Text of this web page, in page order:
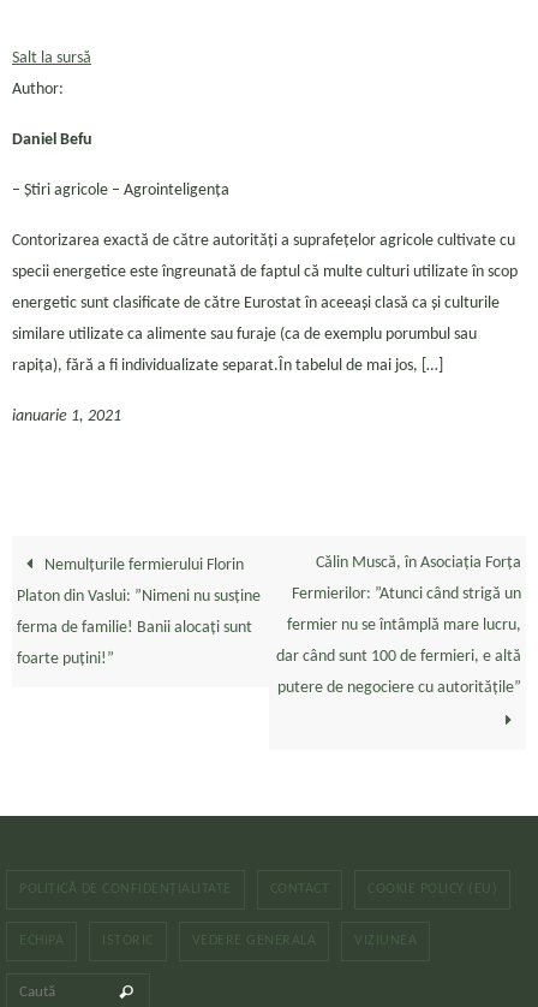
Salt la sursă
Author:
Daniel Befu
– Ştiri agricole – Agrointeligența
Contorizarea exactă de către autorități a suprafețelor agricole cultivate cu
specii energetice este îngreunată de faptul că multe culturi utilizate în scop
energetic sunt clasificate de către Eurostat în aceeași clasă ca și culturile
similare utilizate ca alimente sau furaje (ca de exemplu porumbul sau
rapița), fără a fi individualizate separat.În tabelul de mai jos, […]
ianuarie 1, 2021
Nemulțurile fermierului Florin
Platon din Vaslui: ”Nimeni nu susține
ferma de familie! Banii alocați sunt
foarte puțini!”
Călin Muscă, în Asociația Forța
Fermierilor: ”Atunci când strigă un
fermier nu se întâmplă mare lucru,
dar când sunt 100 de fermieri, e altă
putere de negociere cu autoritățile”
POLITICĂ DE CONFIDENȚIALITATE CONTACT COOKIE POLICY (EU)
ECHIPA ISTORIC VEDERE GENERALA VIZIUNEA
Caută